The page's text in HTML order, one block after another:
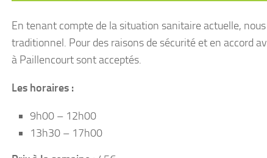
En tenant compte de la situation sanitaire actuelle,
traditionnel. Pour des raisons de sécurité et en accord
à Paillencourt sont acceptés.
Les horaires :
9h00 – 12h00
13h30 – 17h00